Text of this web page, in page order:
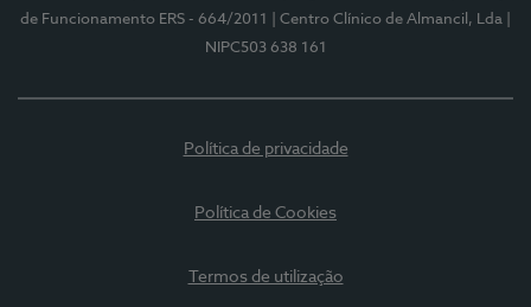
de Funcionamento ERS - 664/2011
| Centro Clínico de Almancil, Lda
NIPC503 638 161
Política de privacidade
Política de Cookies
Termos de utilização